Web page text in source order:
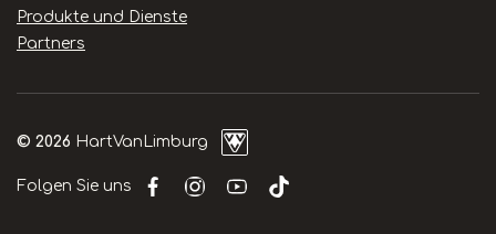
Produkte und Dienste
Partners
© 2026 HartVanLimburg
Folgen Sie uns